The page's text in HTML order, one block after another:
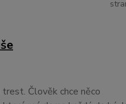
Člověk chce něco